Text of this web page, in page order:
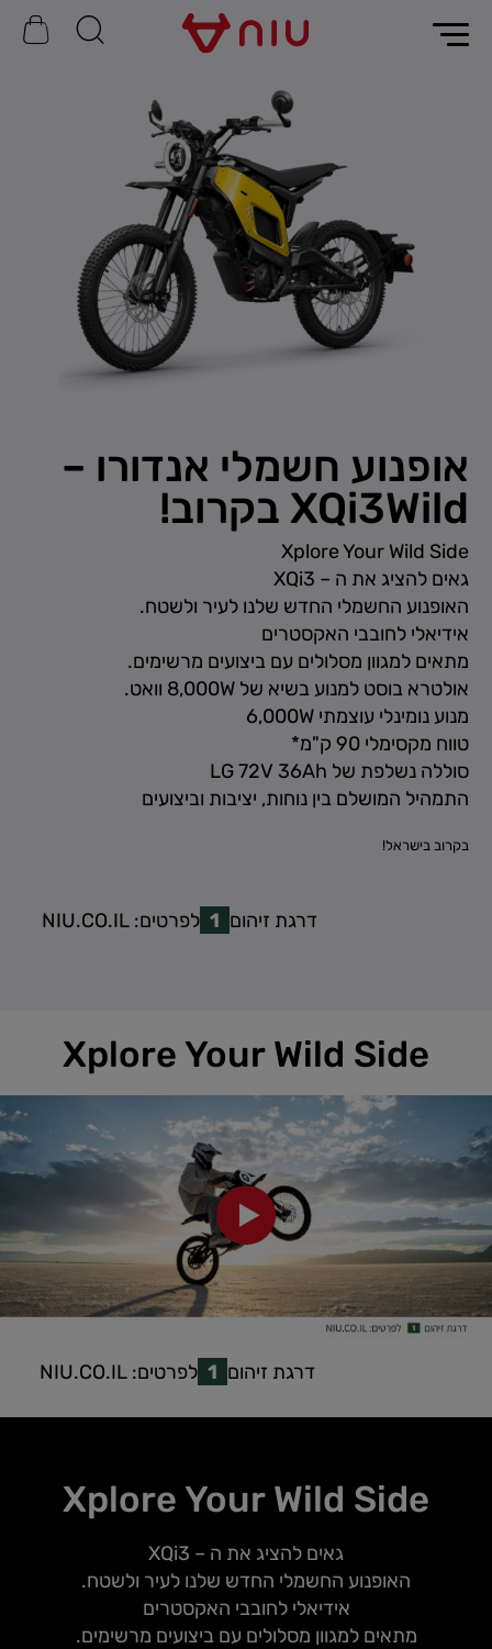
אופנוע חשמלי אנדורו –
XQi3Wild בקרוב!
Xplore Your Wild Side
גאים להציג את ה – XQi3
האופנוע החשמלי החדש שלנו לעיר ולשטח.
אידיאלי לחובבי האקסטרים
מתאים למגוון מסלולים עם ביצועים מרשימים.
אולטרא בוסט למנוע בשיא של 8,000W וואט.
מנוע נומינלי עוצמתי 6,000W
טווח מקסימלי 90 ק"מ*
סוללה נשלפת של LG 72V 36Ah
התמהיל המושלם בין נוחות, יציבות וביצועים
בקרוב בישראל!
דרגת זיהום 1 לפרטים: NIU.CO.IL
Xplore Your Wild Side
דרגת זיהום 1 לפרטים:NIU.CO.IL
Xplore Your Wild Side
גאים להציג את ה – XQi3
האופנוע החשמלי החדש שלנו לעיר ולשטח.
אידיאלי לחובבי האקסטרים
מתאים למגוון מסלולים עם ביצועים מרשימים.